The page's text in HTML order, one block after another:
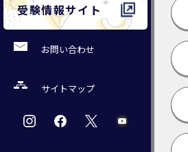
受験情報サイト
お問い合わせ
サイトマップ